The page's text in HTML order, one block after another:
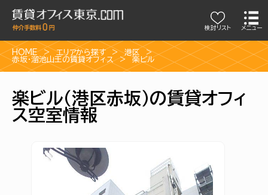
検討リスト メニュー
HOME エリアから探す
港区
赤坂・溜池山王の賃貸オフィス
楽ビル
楽ビル（港区赤坂）の賃貸オフィ
ス空室情報